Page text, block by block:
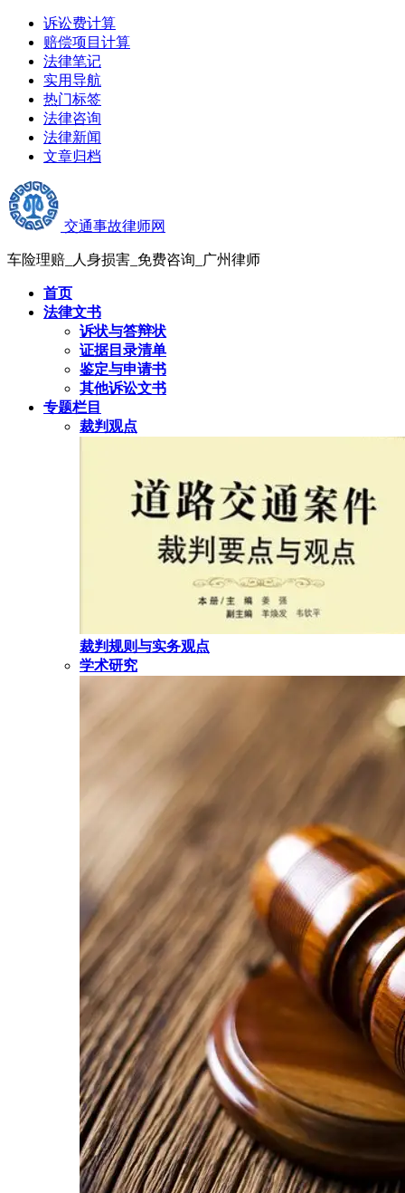
诉讼费计算
赔偿项目计算
法律笔记
实用导航
热门标签
法律咨询
法律新闻
文章归档
交通事故律师网
车险理赔_人身损害_免费咨询_广州律师
首页
法律文书
诉状与答辩状
证据目录清单
鉴定与申请书
其他诉讼文书
专题栏目
裁判观点
裁判规则与实务观点
学术研究